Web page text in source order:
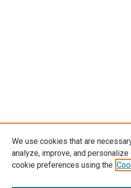
We use cookies that are
analyze, improve, and
cookie preferences using the